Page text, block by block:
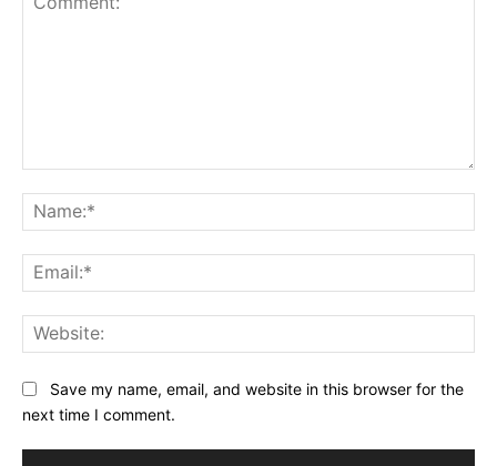
Save my name, email, and website in this browser for the
next time I comment.